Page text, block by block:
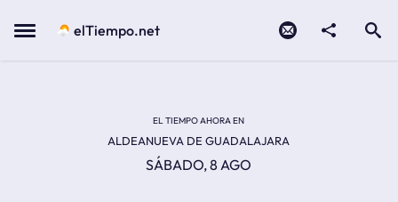
Menu elTiempo.net
EL TIEMPO AHORA EN
ALDEANUEVA DE GUADALAJARA
SÁBADO, 8 AGO